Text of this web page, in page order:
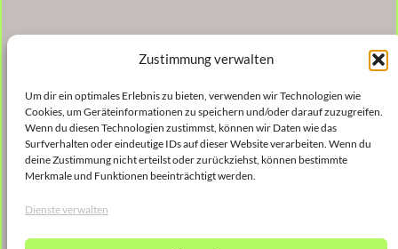
Zustimmung verwalten
Um dir ein optimales Erlebnis zu bieten, verwenden wir Technologien wie
Cookies, um Geräteinformationen zu speichern und/oder darauf zuzugreifen.
Wenn du diesen Technologien zustimmst, können wir Daten wie das
Surfverhalten oder eindeutige IDs auf dieser Website verarbeiten. Wenn du
deine Zustimmung nicht erteilst oder zurückziehst, können bestimmte
Merkmale und Funktionen beeinträchtigt werden.
Dienste verwalten